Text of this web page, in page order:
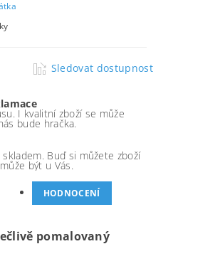
Sledovat dostupnost
I kvalitní zboží se může
bude hračka.
Buď si můžete zboží
být u Vás.
HODNOCENÍ
pomalovaný